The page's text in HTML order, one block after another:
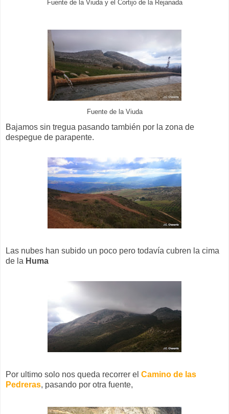
Fuente de la Viuda y el Cortijo de la Rejanada
Fuente de la Viuda
Bajamos sin tregua pasando también por la zona de
despegue de parapente.
Las nubes han subido un poco pero todavía cubren la cima
de la Huma
Por ultimo solo nos queda recorrer el Camino de las
Pedreras, pasando por otra fuente,